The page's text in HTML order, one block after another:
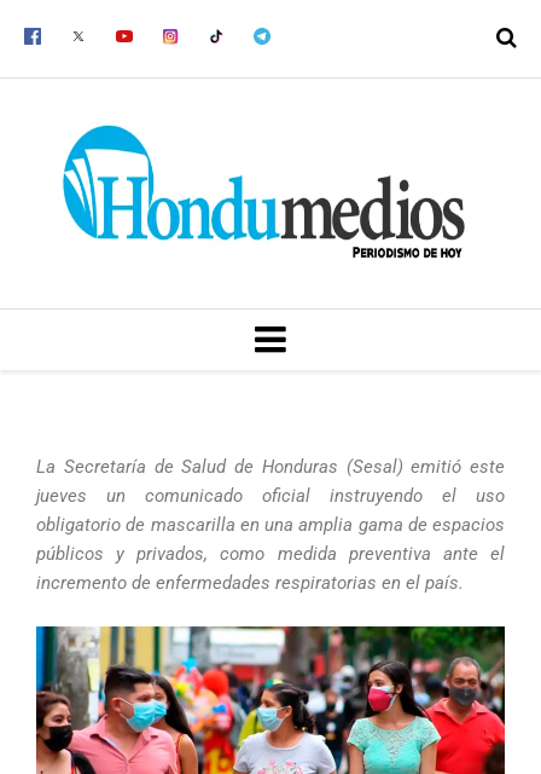
MENU
La Secretaría de Salud de Honduras (Sesal) emitió este
jueves un comunicado oficial instruyendo el uso
obligatorio de mascarilla en una amplia gama de espacios
públicos y privados, como medida preventiva ante el
incremento de enfermedades respiratorias en el país.